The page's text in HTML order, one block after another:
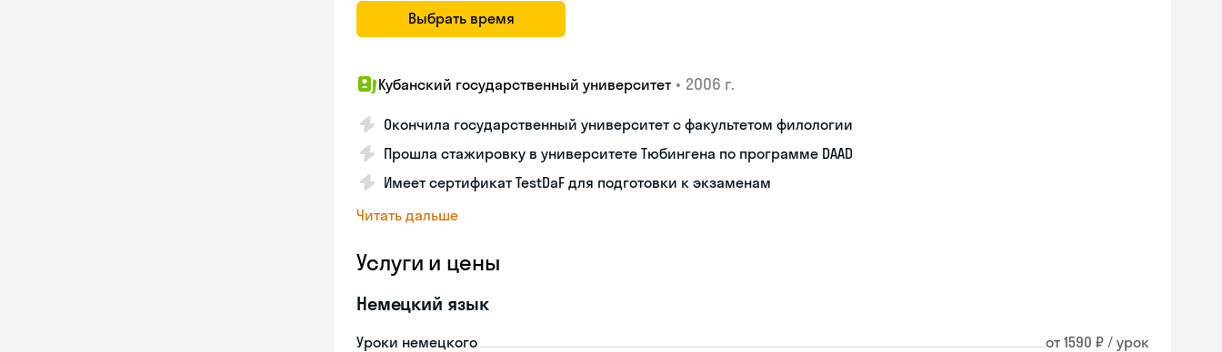
Выбрать время
Кубанский государственный университет • 2006 г.
Окончила государственный университет с факультетом филологии
Прошла стажировку в университете Тюбингена по программе DAAD
Имеет сертификат TestDaF для подготовки к экзаменам
Читать дальше
Услуги и цены
Немецкий язык
Уроки немецкого от 1590 ₽ / урок